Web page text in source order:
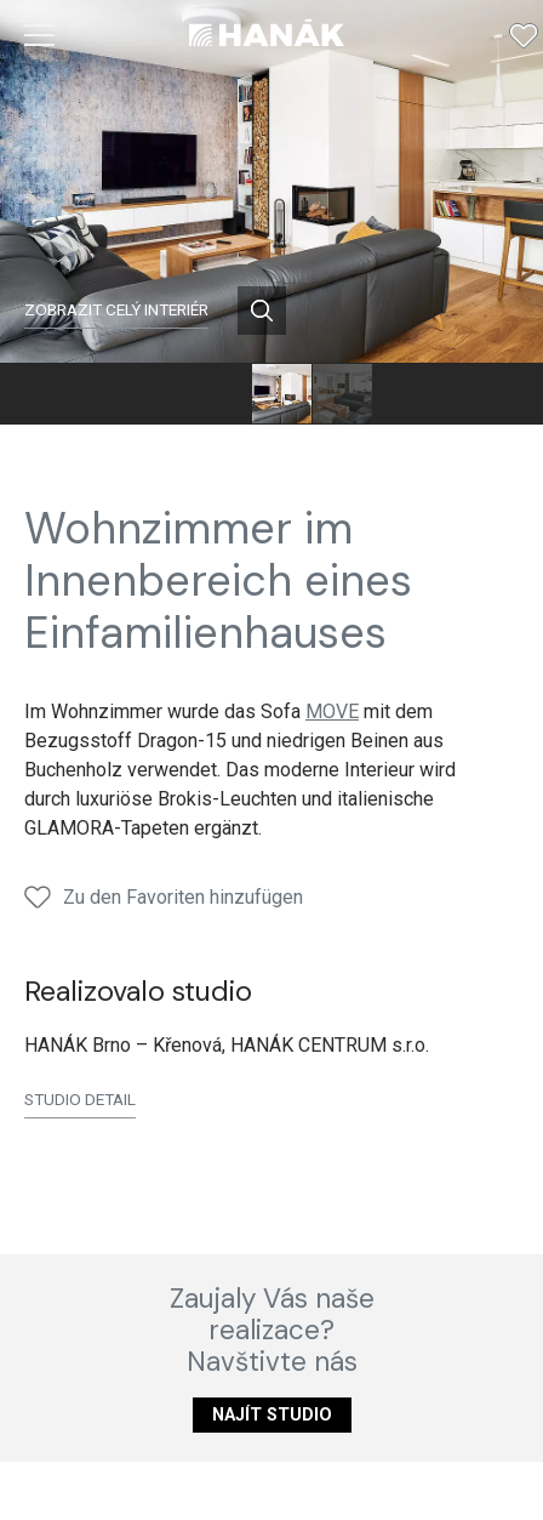
ZOBRAZIT CELÝ INTERIÉR
Wohnzimmer im
Innenbereich eines
Einfamilienhauses
Im Wohnzimmer wurde das Sofa MOVE mit dem
Bezugsstoff Dragon-15 und niedrigen Beinen aus
Buchenholz verwendet. Das moderne Interieur wird
durch luxuriöse Brokis-Leuchten und italienische
GLAMORA-Tapeten ergänzt.
Zu den Favoriten hinzufügen
Realizovalo studio
HANÁK Brno – Křenová, HANÁK CENTRUM s.r.o.
STUDIO DETAIL
Zaujaly Vás naše
realizace?
Navštivte nás
NAJÍT STUDIO